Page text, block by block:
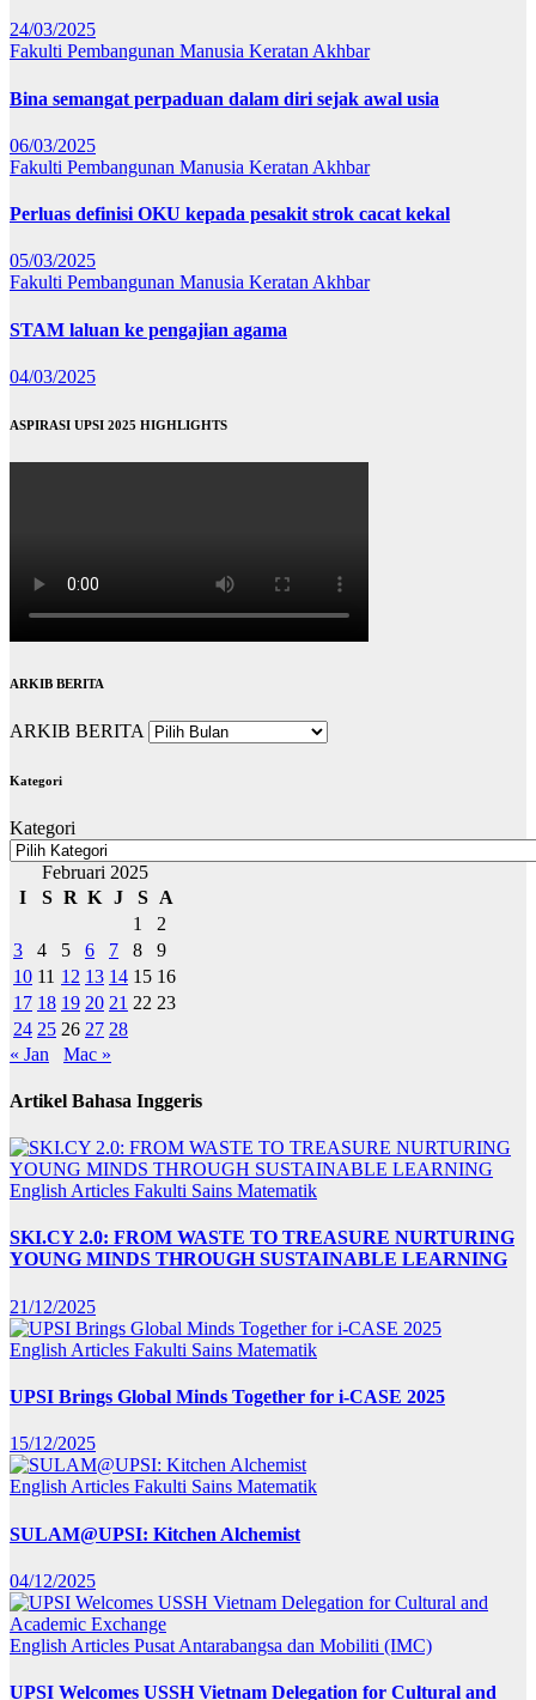
24/03/2025
Fakulti Pembangunan Manusia Keratan Akhbar
Bina semangat perpaduan dalam diri sejak awal usia
06/03/2025
Fakulti Pembangunan Manusia Keratan Akhbar
Perluas definisi OKU kepada pesakit strok cacat kekal
05/03/2025
Fakulti Pembangunan Manusia Keratan Akhbar
STAM laluan ke pengajian agama
04/03/2025
ASPIRASI UPSI 2025 HIGHLIGHTS
ARKIB BERITA
ARKIB BERITA
Kategori
Kategori
Februari 2025
I
S R K J S
A
1
2
3
4 5 6 7 8
9
10 11 12 13 14 15 16
17 18 19 20 21 22 23
24 25 26 27 28
« Jan
Mac »
Artikel Bahasa Inggeris
English Articles Fakulti Sains Matematik
SKI.CY 2.0: FROM WASTE TO TREASURE NURTURING
YOUNG MINDS THROUGH SUSTAINABLE LEARNING
21/12/2025
English Articles Fakulti Sains Matematik
UPSI Brings Global Minds Together for i-CASE 2025
15/12/2025
English Articles Fakulti Sains Matematik
SULAM@UPSI: Kitchen Alchemist
04/12/2025
English Articles Pusat Antarabangsa dan Mobiliti (IMC)
UPSI Welcomes USSH Vietnam Delegation for Cultural and